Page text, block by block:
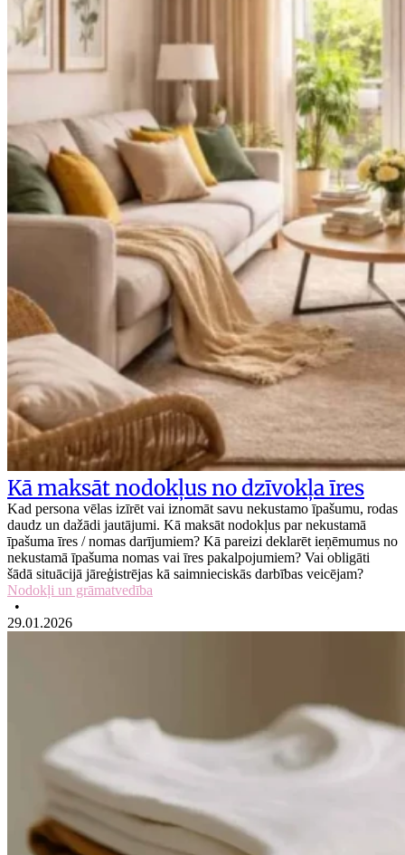
Kā maksāt nodokļus no dzīvokļa īres
Kad persona vēlas izīrēt vai iznomāt savu nekustamo īpašumu, rodas
daudz un dažādi jautājumi. Kā maksāt nodokļus par nekustamā
īpašuma īres / nomas darījumiem? Kā pareizi deklarēt ieņēmumus no
nekustamā īpašuma nomas vai īres pakalpojumiem? Vai obligāti
šādā situācijā jāreģistrējas kā saimnieciskās darbības veicējam?
Nodokļi un grāmatvedība
•
29.01.2026